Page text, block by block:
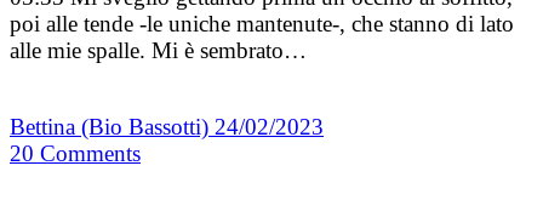
poi alle tende -le uniche mantenute-, che stanno di lato
alle mie spalle. Mi è sembrato…
Bettina (Bio Bassotti) 24/02/2023
20 Comments